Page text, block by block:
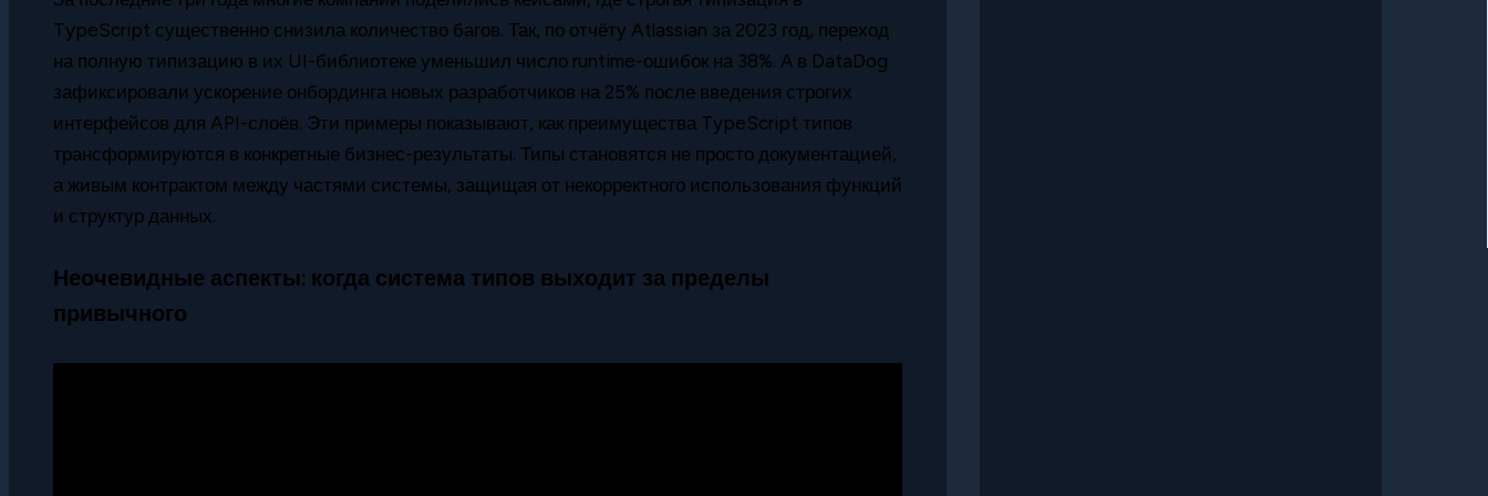
TypeScript существенно снизила количество багов. Так, по отчёту Atlassian за 2023 год, переход
на полную типизацию в их UI-библиотеке уменьшил число runtime-ошибок на 38%. А в DataDog
зафиксировали ускорение онбординга новых разработчиков на 25% после введения строгих
интерфейсов для API-слоёв. Эти примеры показывают, как преимущества TypeScript типов
трансформируются в конкретные бизнес-результаты. Типы становятся не просто документацией,
а живым контрактом между частями системы, защищая от некорректного использования функций
и структур данных.
Неочевидные аспекты: когда система типов выходит за пределы
привычного